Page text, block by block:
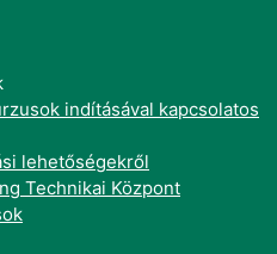
indításával kapcsolatos
lehetőségekről
Technikai Központ